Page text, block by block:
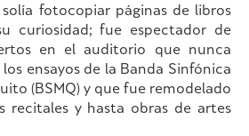
fotocopiar páginas de libros
curiosidad; fue espectador de
en el auditorio que nunca
ensayos de la Banda Sinfónica
(BSMQ) y que fue remodelado
recitales y hasta obras de artes